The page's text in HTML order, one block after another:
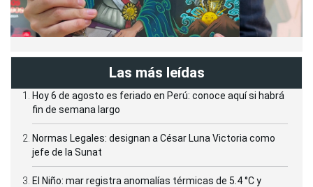
Las más leídas
Hoy 6 de agosto es feriado en Perú: conoce aquí si habrá
fin de semana largo
Normas Legales: designan a César Luna Victoria como
jefe de la Sunat
El Niño: mar registra anomalías térmicas de 5.4 °C y